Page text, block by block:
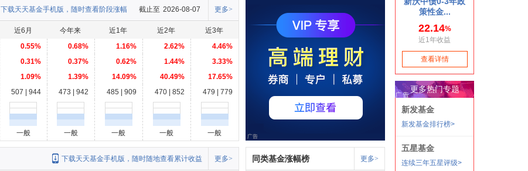
更多>
截止至 2026-08-07
下载天天基金手机版，随时查看阶段涨幅
近6月 今年来 近1年 近2年
近3年
0.55% 0.68% 1.16% 2.62%
4.46%
0.31% 0.37% 0.62% 1.44%
3.33%
1.09% 1.39% 14.09% 40.49%
17.65%
507 | 944 473 | 942 485 | 909 470 | 852 479 | 779
一般 一般 一般 一般 一般
更多>
下载天天基金手机版，随时随地查看累计收益 同类基金涨幅榜 更多>